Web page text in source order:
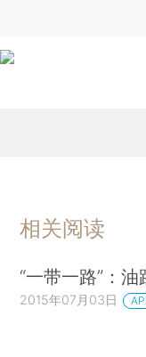
相关阅读
“一带一路”：
2015年07月03日